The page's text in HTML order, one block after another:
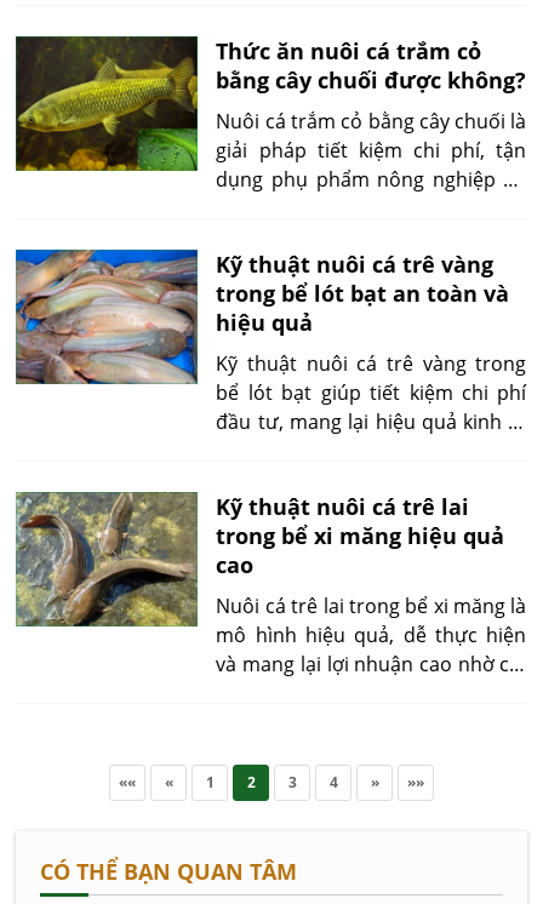
hay nghề truyền thống, mà còn
giúp phát triển du lịch, giáo dục
và kết nối xã hội. Bài viết sẽ cung
cấp cái nhìn toàn diện – từ định
nghĩa, phân loại, ưu – nhược điểm
đến vai trò, hiểu nhầm phổ biến
Thức ăn nuôi cá trắm cỏ
bằng cây chuối được không?
Nuôi cá trắm cỏ bằng cây chuối là
giải pháp tiết kiệm chi phí, tận
dụng phụ phẩm nông nghiệp để
bằng cây chuối được không? Và
có lưu ý gì trong quá trình nuôi
giúp cá trắm cỏ phát triển khỏe
mạnh, tối ưu năng suất?
Kỹ thuật nuôi cá trê vàng
trong bể lót bạt an toàn và
hiệu quả
Kỹ thuật nuôi cá trê vàng trong
bể lót bạt giúp tiết kiệm chi phí
đầu tư, mang lại hiệu quả kinh tế
hướng dẫn chi tiết cách xây dựng
bể, chăm sóc cá đúng kỹ thuật
cũng như giải pháp tối ưu để đảm
bảo năng suất vượt trội.
Kỹ thuật nuôi cá trê lai
trong bể xi măng hiệu quả
cao
Nuôi cá trê lai trong bể xi măng là
mô hình hiệu quả, dễ thực hiện
và mang lại lợi nhuận cao nhờ chi
hiệu quả cao như thế nào?
«« « 1 2 3 4 » »»
CÓ THỂ BẠN QUAN TÂM